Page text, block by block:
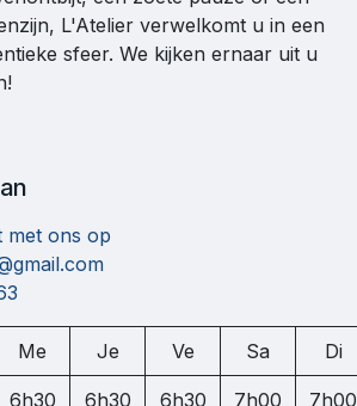
L'Atelier verwelkomt u in een
sfeer. We kijken ernaar uit u
met ons op
Me Je Ve Sa Di
6h30 6h30 6h30 7h00 7h00